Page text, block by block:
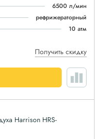
6500 л/мин
рефрижераторный
10 атм
Получить скидку
Harrison HRS-